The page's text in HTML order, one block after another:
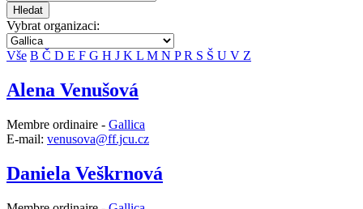
Hledat
Vybrat organizaci:
Vše B Č D E F G H J K L M N PR S Š U V Z
Alena Venušová
Membre ordinaire - Gallica
E-mail: venusova@ff.jcu.cz
Daniela Veškrnová